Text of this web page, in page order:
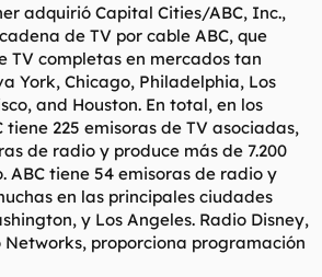
adquirió Capital Cities/ABC, Inc.,
de TV por cable ABC, que
TV completas en mercados tan
York, Chicago, Philadelphia, Los
and Houston. En total, en los
tiene 225 emisoras de TV asociadas,
de radio y produce más de 7.200
ABC tiene 54 emisoras de radio y
en las principales ciudades
y Los Angeles. Radio Disney,
Networks, proporciona programación